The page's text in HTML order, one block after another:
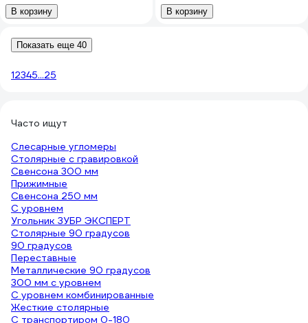
В корзину В корзину
Показать еще 40
12345...25
Часто ищут
Слесарные угломеры
Столярные с гравировкой
Свенсона 300 мм
Прижимные
Свенсона 250 мм
С уровнем
Угольник ЗУБР ЭКСПЕРТ
Столярные 90 градусов
90 градусов
Переставные
Металлические 90 градусов
300 мм с уровнем
С уровнем комбинированные
Жесткие столярные
С транспортиром 0-180